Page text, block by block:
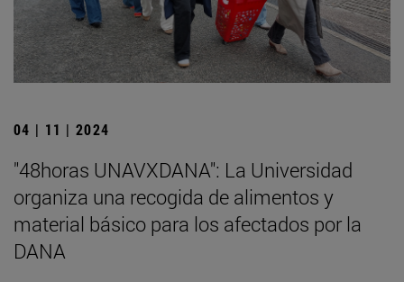
04 | 11 | 2024
"48horas UNAVXDANA": La Universidad
organiza una recogida de alimentos y
material básico para los afectados por la
DANA